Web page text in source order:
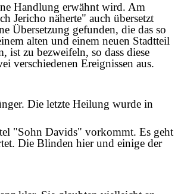
Handlung erwähnt wird. Am
Jericho näherte" auch übersetzt
Übersetzung gefunden, die das so
alten und einem neuen Stadtteil
ist zu bezweifeln, so dass diese
verschiedenen Ereignissen aus.
Die letzte Heilung wurde in
"Sohn Davids" vorkommt. Es geht
Die Blinden hier und einige der